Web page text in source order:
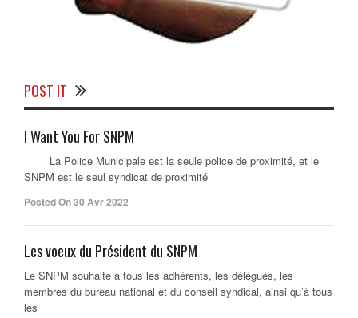
POST IT
I Want You For SNPM
La Police Municipale est la seule police de proximité, et le
SNPM est le seul syndicat de proximité
Posted On 30 Avr 2022
Les voeux du Président du SNPM
Le SNPM souhaite à tous les adhérents, les délégués, les
membres du bureau national et du conseil syndical, ainsi qu’à tous
les